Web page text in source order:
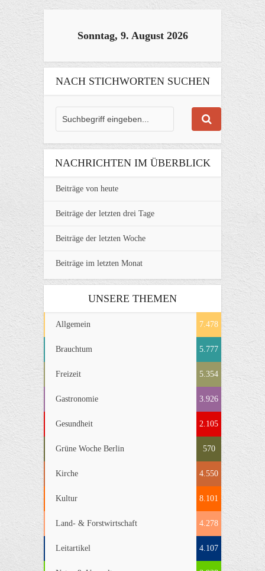
Sonntag, 9. August 2026
NACH STICHWORTEN SUCHEN
NACHRICHTEN IM ÜBERBLICK
Beiträge von heute
Beiträge der letzten drei Tage
Beiträge der letzten Woche
Beiträge im letzten Monat
UNSERE THEMEN
Allgemein 7.478
Brauchtum 5.777
Freizeit 5.354
Gastronomie 3.926
Gesundheit 2.105
Grüne Woche Berlin 570
Kirche 4.550
Kultur 8.101
Land- & Forstwirtschaft 4.278
Leitartikel 4.107